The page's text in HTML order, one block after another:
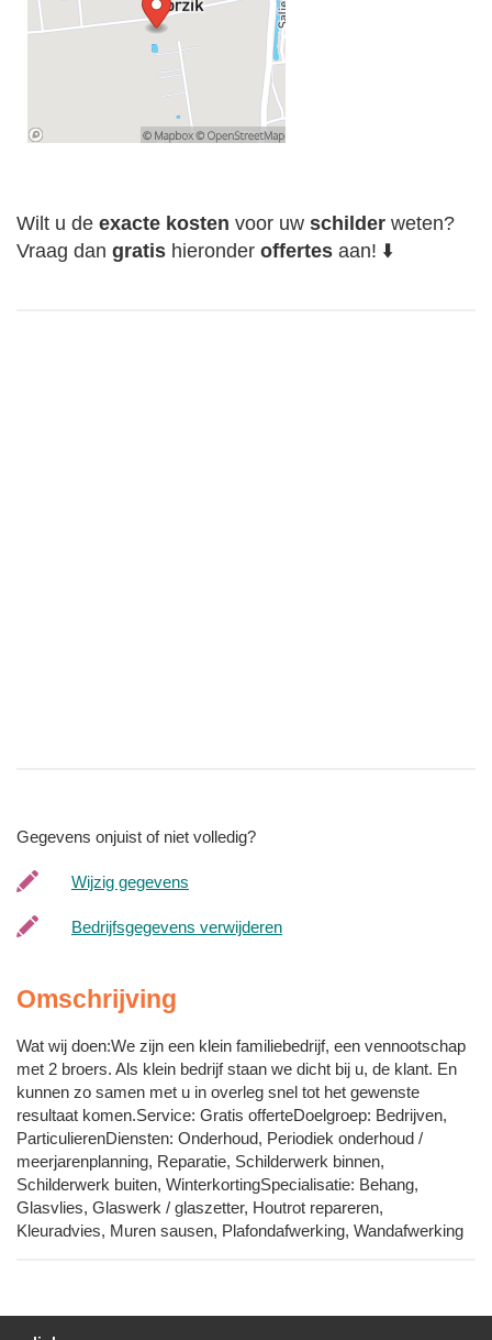
Wilt u de exacte kosten voor uw schilder weten?
Vraag dan gratis hieronder offertes aan! ⬇️
Gegevens onjuist of niet volledig?
Wijzig gegevens
Bedrijfsgegevens verwijderen
Omschrijving
Wat wij doen:We zijn een klein familiebedrijf, een vennootschap
met 2 broers. Als klein bedrijf staan we dicht bij u, de klant. En
kunnen zo samen met u in overleg snel tot het gewenste
resultaat komen.Service: Gratis offerteDoelgroep: Bedrijven,
ParticulierenDiensten: Onderhoud, Periodiek onderhoud /
meerjarenplanning, Reparatie, Schilderwerk binnen,
Schilderwerk buiten, WinterkortingSpecialisatie: Behang,
Glasvlies, Glaswerk / glaszetter, Houtrot repareren,
Kleuradvies, Muren sausen, Plafondafwerking, Wandafwerking